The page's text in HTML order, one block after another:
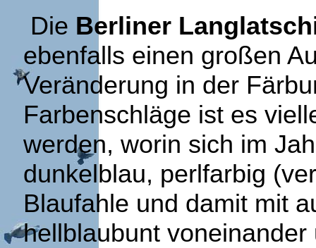
Die Berliner
ebenfalls einen großen
Veränderung in der
Farbenschläge ist es
werden, worin sich im
dunkelblau, perlfarbig
Blaufahle und damit mit
hellblaubunt voneinander